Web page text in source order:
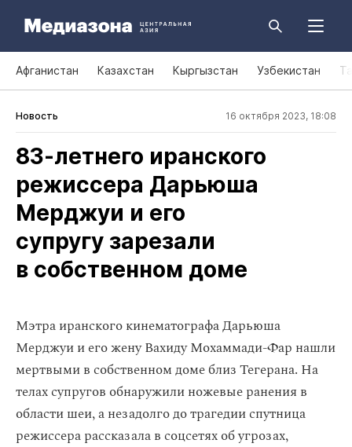
Афганистан Казахстан Кыргызстан Узбекистан
Новость 16 октября 2023, 18:08
83‑летнего иранского
режиссера Дарьюша
Мерджуи и его
супругу зарезали
в собственном доме
Мэтра иранского кинематографа Дарьюша
Мерджуи и его жену Вахиду Мохаммади-Фар нашли
мертвыми в собственном доме близ Тегерана. На
телах супругов обнаружили ножевые ранения в
области шеи, а незадолго до трагедии спутница
режиссера рассказала в соцсетях об угрозах,